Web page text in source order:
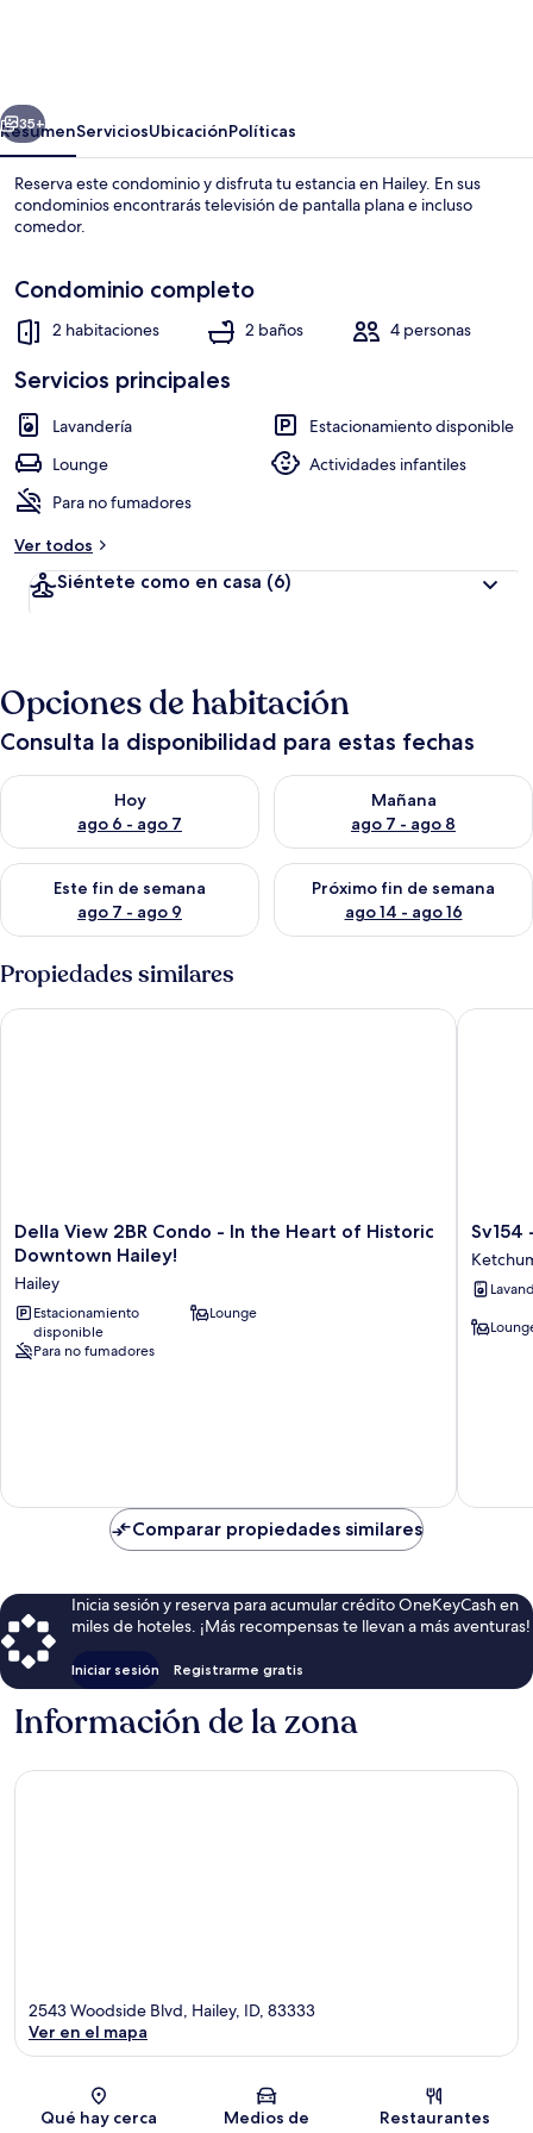
Community
Park,
Pool
+
Tub
Siguiente
35+
ResumenServiciosUbicaciónPolíticas
Reserva este condominio y disfruta tu estancia en Hailey. En sus
condominios encontrarás televisión de pantalla plana e incluso
comedor.
Condominio completo
2 habitaciones 2 baños 4 personas
Servicios principales
Lavandería
Estacionamiento disponible
Lounge
Actividades infantiles
Para no fumadores
Ver todos
Siéntete como en casa (6)
Opciones de habitación
Consulta la disponibilidad para estas fechas
Hoy
ago 6 - ago 7
Consulta la disponibilidad para hoy ago 6 - ago 7
Mañana
ago 7 - ago 8
Consulta la disponibilidad
Este fin de semana
ago 7 - ago 9
Consulta la disponibilidad para este fin de semana ago 7 -
Próximo fin de semana
ago 14 - ago 16
Consulta la disponibilidad
Propiedades similares
Della
View
Condo
-
the
Della View 2BR Condo - In the Heart of Historic
Downtown Hailey!
Hailey
Estacionamiento
disponible
Lounge
Para no fumadores
Della View 2BR Condo - In the Heart of Historic Downtown
Sv154
-
Walk
to
&
Sv154
Sv154 -
Comparar propiedades similares
Inicia sesión y reserva para acumular crédito OneKeyCash en
miles de hoteles. ¡Más recompensas te llevan a más aventuras!
Iniciar sesión Registrarme gratis
Información de la zona
Sección del mapa
2543 Woodside Blvd, Hailey, ID, 83333
Ver en el mapa
Qué hay cerca
Medios de
Restaurantes